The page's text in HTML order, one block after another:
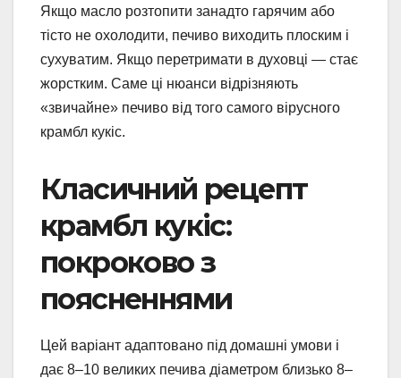
Якщо масло розтопити занадто гарячим або
тісто не охолодити, печиво виходить плоским і
сухуватим. Якщо перетримати в духовці — стає
жорстким. Саме ці нюанси відрізняють
«звичайне» печиво від того самого вірусного
крамбл кукіс.
Класичний рецепт
крамбл кукіс:
покроково з
поясненнями
Цей варіант адаптовано під домашні умови і
дає 8–10 великих печива діаметром близько 8–